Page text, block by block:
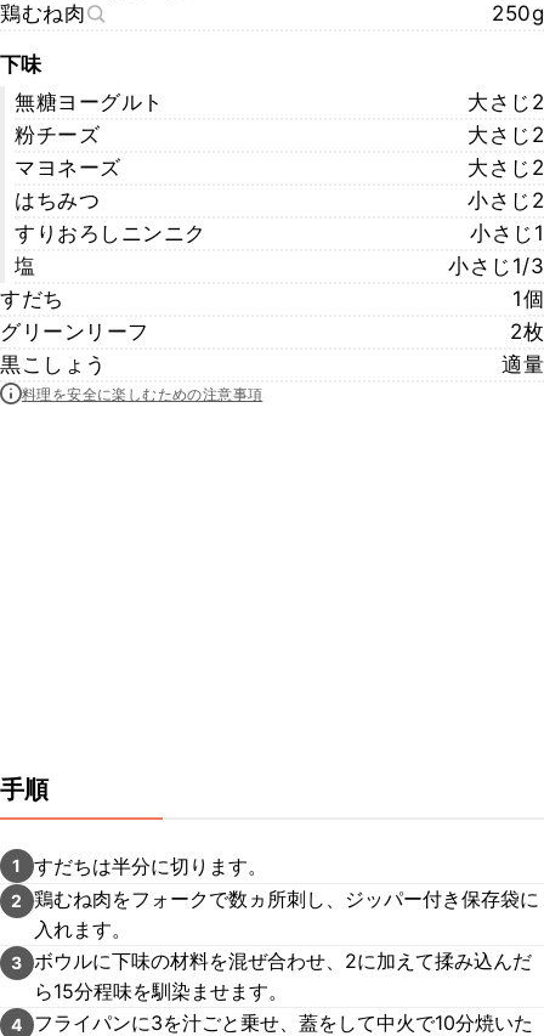
鶏むね肉 250g
下味
無糖ヨーグルト
大さじ2
粉チーズ
大さじ2
マヨネーズ
大さじ2
はちみつ
小さじ2
すりおろしニンニク
小さじ1
塩
小さじ1/3
すだち
1個
グリーンリーフ
2枚
黒こしょう
適量
料理を安全に楽しむための注意事項
手順
1 すだちは半分に切ります。
2
鶏むね肉をフォークで数ヵ所刺し、ジッパー付き保存袋に
入れます。
3 ボウルに下味の材料を混ぜ合わせ、2に加えて揉み込んだ
ら15分程味を馴染ませます。
4
フライパンに3を汁ごと乗せ、蓋をして中火で10分焼いた